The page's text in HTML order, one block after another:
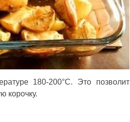
180-200°C. Это позволит
корочку.